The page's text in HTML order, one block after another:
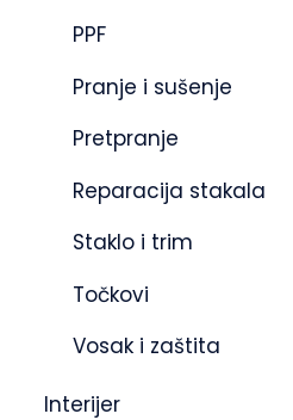
PPF
Pranje i sušenje
Pretpranje
Reparacija stakala
Staklo i trim
Točkovi
Vosak i zaštita
Interijer